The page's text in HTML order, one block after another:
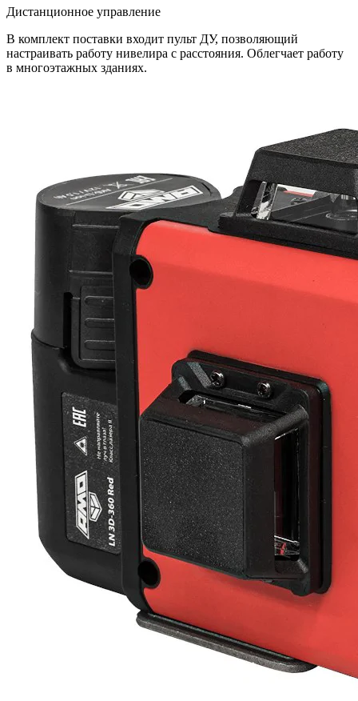
Дистанционное управление
В комплект поставки входит пульт ДУ, позволяющий
настраивать работу нивелира с расстояния. Облегчает работу
в многоэтажных зданиях.